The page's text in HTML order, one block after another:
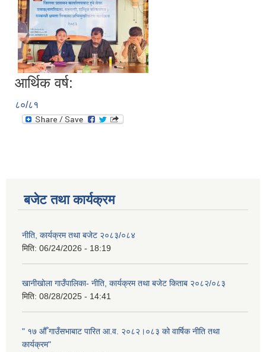
आर्थिक वर्ष:
८०/८१
बजेट तथा कार्यक्रम
नीति, कार्यक्रम तथा बजेट २०८३/०८४
मिति: 06/24/2026 - 18:19
खानीखोला गाउँपालिका- नीति, कार्यक्रम तथा बजेट किताब २०८२/०८३
मिति: 08/28/2025 - 14:41
" १७ औँ गाउँसभाबाट पारित आ.व. २०८२।०८३ को वार्षिक नीति तथा
कार्यक्रम"